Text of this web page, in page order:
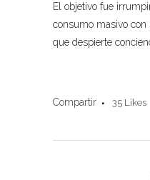
El objetivo fue
consumo masivo con
que despierte
Compartir 35 Likes